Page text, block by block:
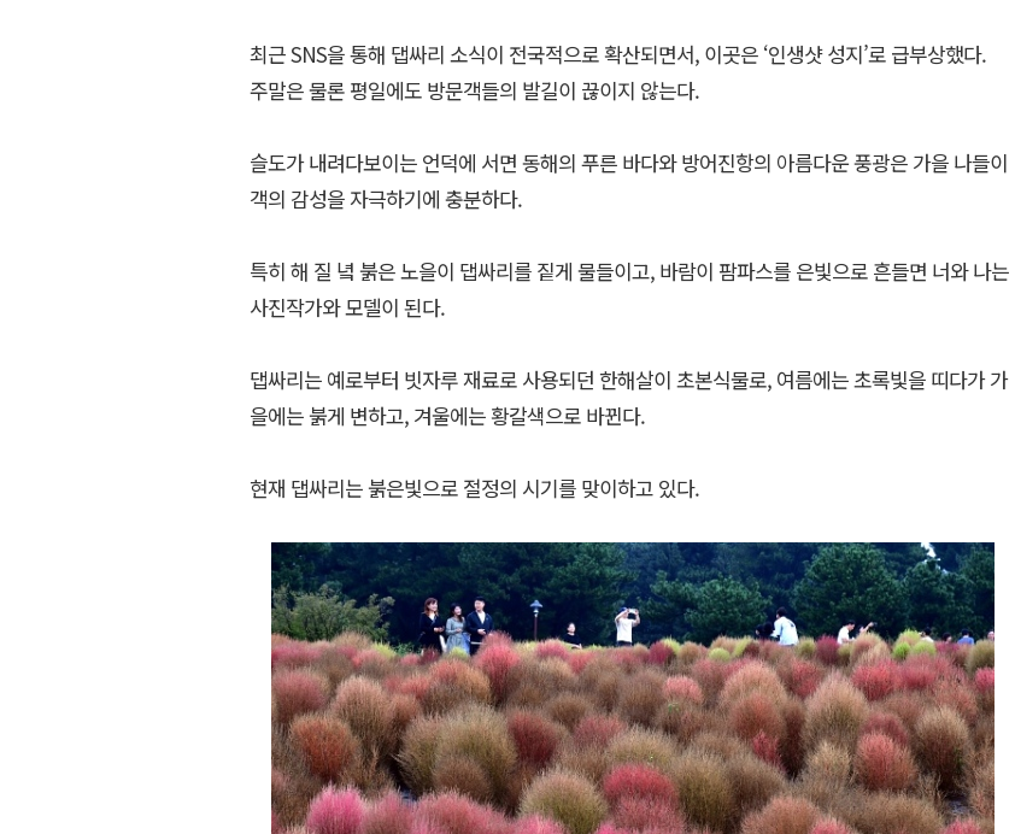
최근 SNS을 통해 댑싸리 소식이 전국적으로 확산되면서, 이곳은 ‘인생샷 성지’로 급부상했다.
주말은 물론 평일에도 방문객들의 발길이 끊이지 않는다.
슬도가 내려다보이는 언덕에 서면 동해의 푸른 바다와 방어진항의 아름다운 풍광은 가을 나들이
객의 감성을 자극하기에 충분하다.
특히 해 질 녘 붉은 노을이 댑싸리를 짙게 물들이고, 바람이 팜파스를 은빛으로 흔들면 너와 나는
사진작가와 모델이 된다.
댑싸리는 예로부터 빗자루 재료로 사용되던 한해살이 초본식물로, 여름에는 초록빛을 띠다가 가
을에는 붉게 변하고, 겨울에는 황갈색으로 바뀐다.
현재 댑싸리는 붉은빛으로 절정의 시기를 맞이하고 있다.